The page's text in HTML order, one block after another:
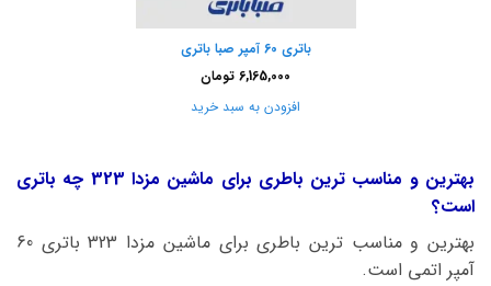
باتری 60 آمپر صبا باتری
6,165,000 تومان
افزودن به سبد خرید
بهترین و مناسب ترین باطری برای ماشین مزدا 323 چه باتری
است؟
بهترین و مناسب ترین باطری برای ماشین مزدا 323 باتری 60
آمپر اتمی است.